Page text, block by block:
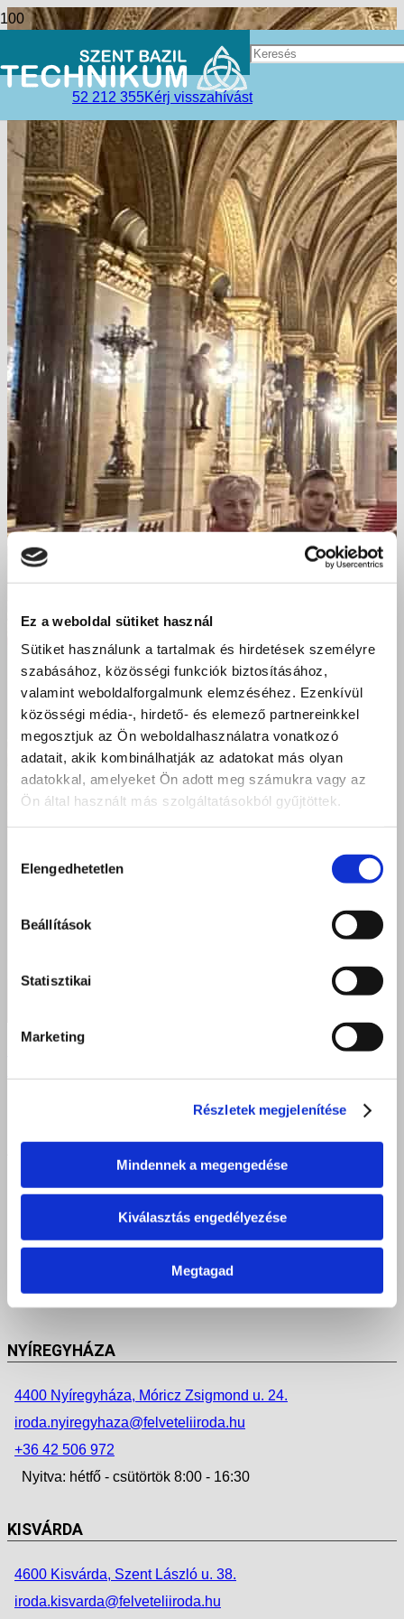
Ez a weboldal sütiket használ
Sütiket használunk a tartalmak és hirdetések személyre
szabásához, közösségi funkciók biztosításához,
valamint weboldalforgalmunk elemzéséhez. Ezenkívül
közösségi média-, hirdető- és elemező partnereinkkel
megosztjuk az Ön weboldalhasználatra vonatkozó
adatait, akik kombinálhatják az adatokat más olyan
adatokkal, amelyeket Ön adott meg számukra vagy az
Ön által használt más szolgáltatásokból gyűjtöttek.
kiválasztása
Elengedhetetlen
Beállítások
Statisztikai
Marketing
Részletek megjelenítése
Mindennek a megengedése
Kiválasztás engedélyezése
Megtagad
52 212 355Kérj visszahívást
Parlamenti szakmai látogatás a Szent Bazil Technikum
DEBRECEN
4025 Debrecen, Postakert u. 2.
4034 Debrecen, Faraktár u. 107.
iroda.debrecen@felveteliiroda.hu
Nyitva: hétfő - péntek 8:00 - 16:30
NYÍREGYHÁZA
4400 Nyíregyháza, Móricz Zsigmond u. 24.
iroda.nyiregyhaza@felveteliiroda.hu
+36 42 506 972
Nyitva: hétfő - csütörtök 8:00 - 16:30
KISVÁRDA
4600 Kisvárda, Szent László u. 38.
iroda.kisvarda@felveteliiroda.hu